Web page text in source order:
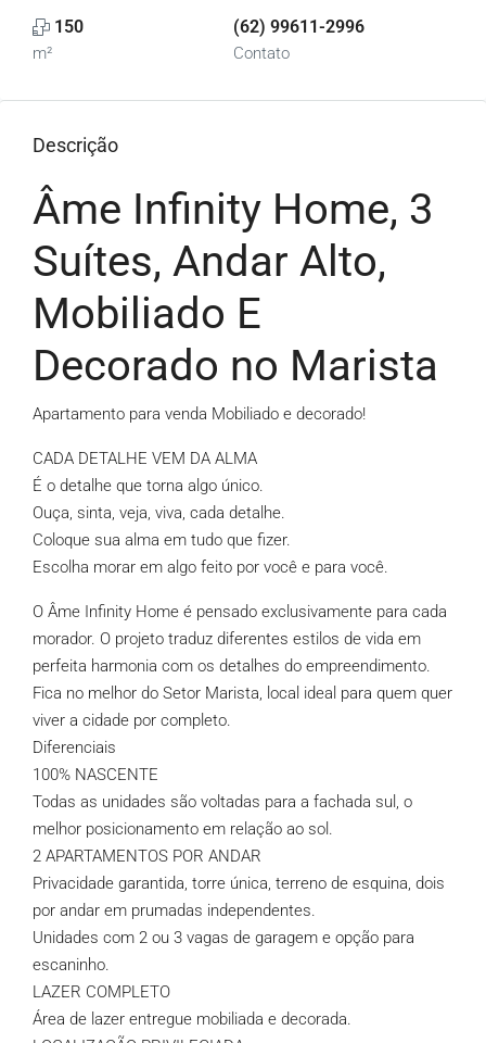
150
m²
(62) 99611-2996
Contato
Descrição
Âme Infinity Home, 3
Suítes, Andar Alto,
Mobiliado E
Decorado no Marista
Apartamento para venda Mobiliado e decorado!
CADA DETALHE VEM DA ALMA
É o detalhe que torna algo único.
Ouça, sinta, veja, viva, cada detalhe.
Coloque sua alma em tudo que fizer.
Escolha morar em algo feito por você e para você.
O Âme Infinity Home é pensado exclusivamente para cada
morador. O projeto traduz diferentes estilos de vida em
perfeita harmonia com os detalhes do empreendimento.
Fica no melhor do Setor Marista, local ideal para quem quer
viver a cidade por completo.
Diferenciais
100% NASCENTE
Todas as unidades são voltadas para a fachada sul, o
melhor posicionamento em relação ao sol.
2 APARTAMENTOS POR ANDAR
Privacidade garantida, torre única, terreno de esquina, dois
por andar em prumadas independentes.
Unidades com 2 ou 3 vagas de garagem e opção para
escaninho.
LAZER COMPLETO
Área de lazer entregue mobiliada e decorada.